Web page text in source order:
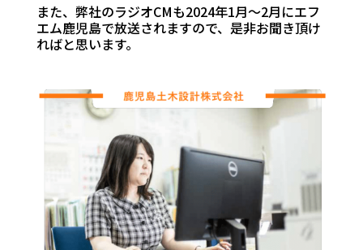
また、弊社のラジオCMも2024年1月～2月にエフ
エム鹿児島で放送されますので、是非お聞き頂け
ればと思います。